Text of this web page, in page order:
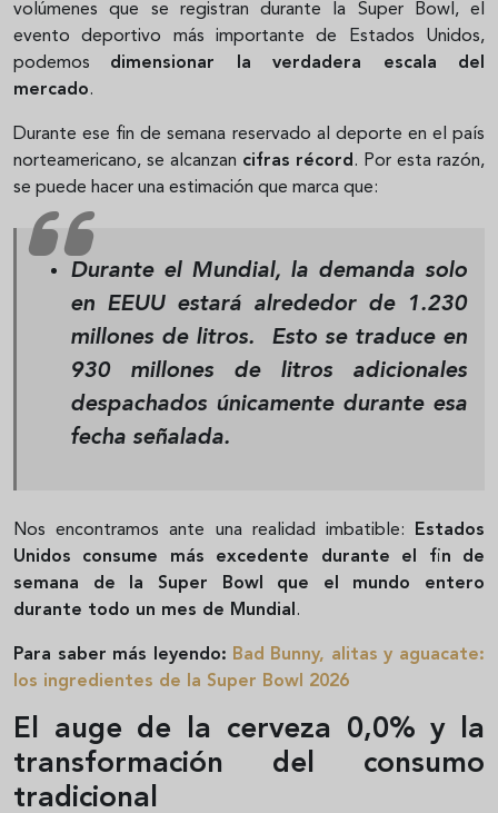
volúmenes que se registran durante la Super Bowl, el
evento deportivo más importante de Estados Unidos,
podemos dimensionar la verdadera escala del
mercado.
Durante ese fin de semana reservado al deporte en el país
norteamericano, se alcanzan cifras récord. Por esta razón,
se puede hacer una estimación que marca que:
Durante el Mundial, la demanda solo
en EEUU estará alrededor de 1.230
millones de litros. Esto se traduce en
930 millones de litros adicionales
despachados únicamente durante esa
fecha señalada.
Nos encontramos ante una realidad imbatible: Estados
Unidos consume más excedente durante el fin de
semana de la Super Bowl que el mundo entero
durante todo un mes de Mundial.
Para saber más leyendo: Bad Bunny, alitas y aguacate:
los ingredientes de la Super Bowl 2026
El auge de la cerveza 0,0% y la
transformación del consumo
tradicional